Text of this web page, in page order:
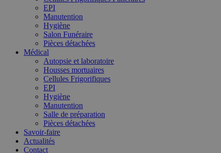
EPI
Manutention
Hygiène
Salon Funéraire
Pièces détachées
Médical
Autopsie et laboratoire
Housses mortuaires
Cellules Frigorifiques
EPI
Hygiène
Manutention
Salle de préparation
Pièces détachées
Savoir-faire
Actualités
Contact